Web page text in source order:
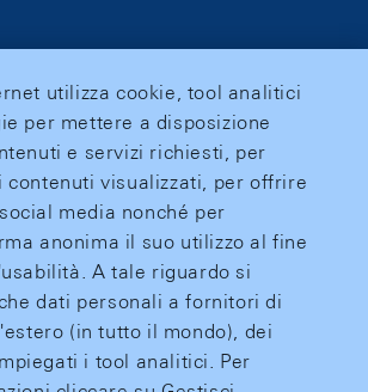
utilizza cookie, tool analitici
per mettere a disposizione
e servizi richiesti, per
contenuti visualizzati, per offrire
media nonché per
anonima il suo utilizzo al fine
A tale riguardo si
dati personali a fornitori di
(in tutto il mondo), dei
i tool analitici. Per